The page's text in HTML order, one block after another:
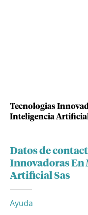
Tecnologias
Inteligencia Artificial
Datos de
Innovadoras
Artificial Sas
Ayuda